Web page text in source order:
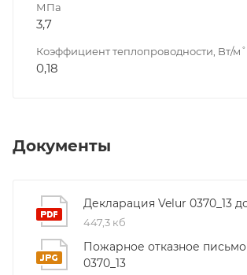
МПа
3,7
Коэффициент теплопроводности, Bт/
0,18
Документы
Декларация Velur 0370_13
447,3 кб
Пожарное отказное
0370_13